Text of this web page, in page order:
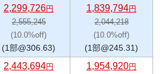
2,299,726円
2,555,245
(10.0%off)
(1部@306.63)
1,839,794円
2,044,218
(10.0%off)
(1部@245.31)
2,443,694円
1,954,920円